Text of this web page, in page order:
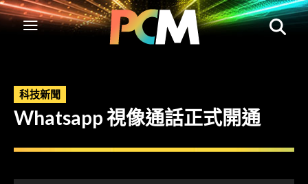
科技新聞
Whatsapp 視像通話正式開通